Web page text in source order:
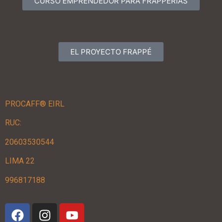
EL PROYECTO FRAPPÉ
PROCAFF® EIRL
RUC:
20603530544
LIMA 22
996817188